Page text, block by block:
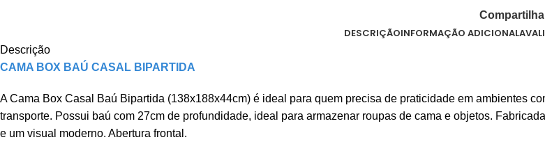
DESCRIÇÃOINFORMAÇÃO ADICIONAL
Descrição
CAMA BOX BAÚ CASAL BIPARTIDA
A Cama Box Casal Baú Bipartida (138x188x44cm) é ideal para quem precisa de praticidade em ambientes
transporte. Possui baú com 27cm de profundidade, ideal para armazenar roupas de cama e objetos.
e um visual moderno. Abertura frontal.